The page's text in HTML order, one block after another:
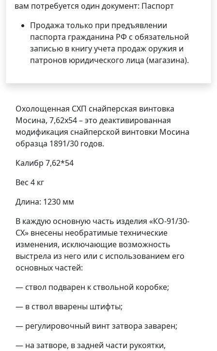
вам потребуется один документ: Паспорт
Продажа только при предъявлении
паспорта гражданина РФ с обязательной
записью в книгу учета продаж оружия и
патронов юридического лица (магазина).
Охолощенная СХП снайперская винтовка
Мосина, 7,62х54 – это деактивированная
модификация снайперской винтовки Мосина
образца 1891/30 годов.
Калибр 7,62*54
Вес 4 кг
Длина: 1230 мм
В каждую основную часть изделия «КО-91/30-
СХ» внесены необратимые технические
изменения, исключающие возможность
выстрела из него или с использованием его
основных частей:
— ствол подварен к ствольной коробке;
— в ствол вварены штифты;
— регулировочный винт затвора заварен;
— на затворе, в задней части рукоятки,